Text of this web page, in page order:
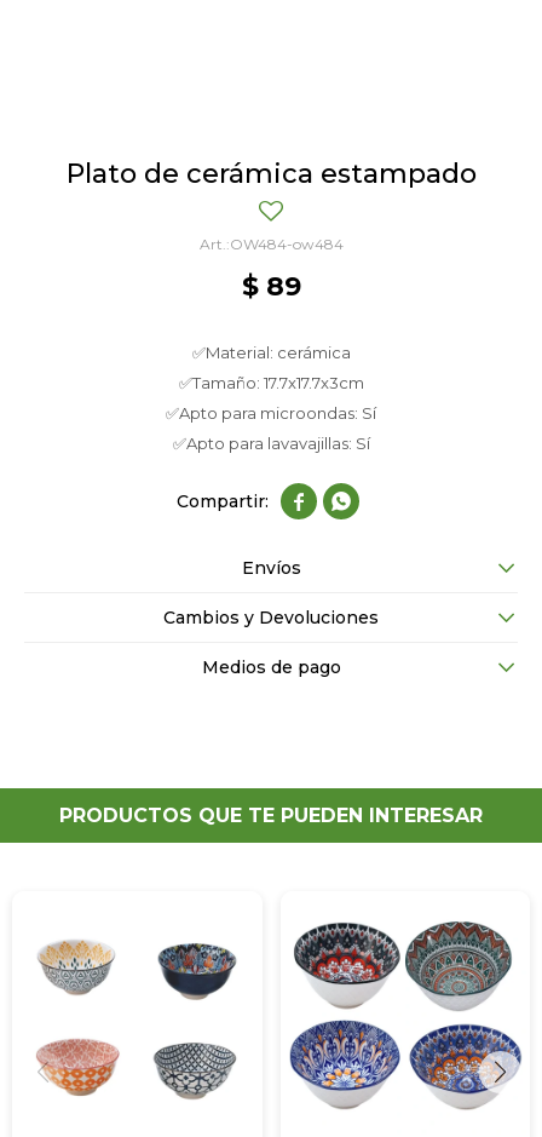
Plato de cerámica estampado
OW484-ow484
$ 89
✅Material: cerámica
✅Tamaño: 17.7x17.7x3cm
✅Apto para microondas: Sí
✅Apto para lavavajillas: Sí
 
Envíos
Cambios y Devoluciones
Medios de pago
PRODUCTOS QUE TE PUEDEN INTERESAR